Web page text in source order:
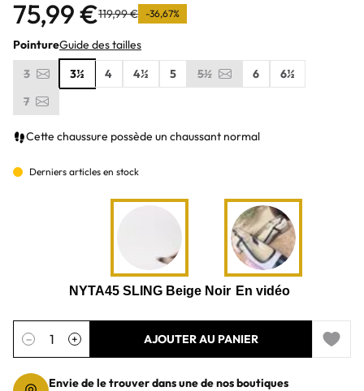
75,99 €119,99 € -36,67%
PointureGuide des tailles
3
3½ 4 4½ 5 5½ 6
6½
7
Cette chaussure possède un chaussant normal
Derniers articles en stock
Quantité
− + AJOUTER AU PANIER
Add to
Envie de le trouver dans une de nos boutiques